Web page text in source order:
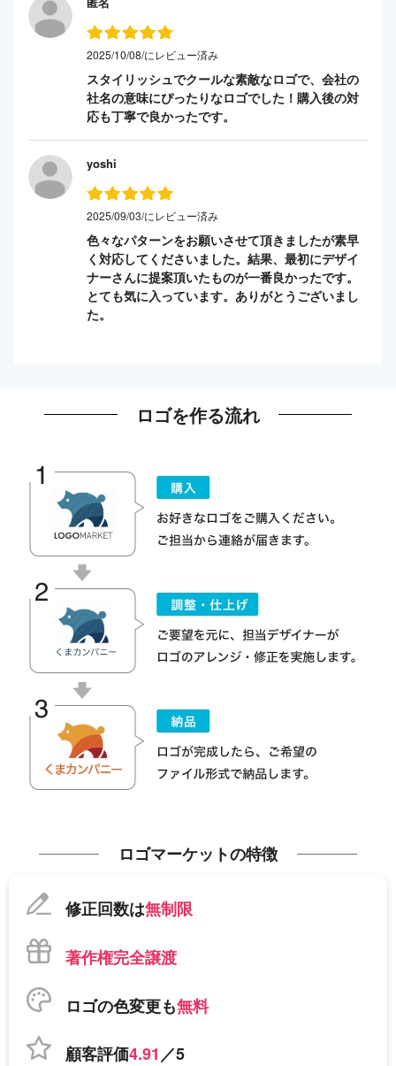
2025/10/08/にレビュー済み
スタイリッシュでクールな素敵なロゴで、会社の
社名の意味にぴったりなロゴでした！購入後の対
応も丁寧で良かったです。
yoshi
2025/09/03/にレビュー済み
色々なパターンをお願いさせて頂きましたが素早
く対応してくださいました。結果、最初にデザイ
ナーさんに提案頂いたものが一番良かったです。
とても気に入っています。ありがとうございまし
た。
ロゴを作る流れ
ロゴマーケットの特徴
修正回数は無制限
著作権完全譲渡
ロゴの色変更も無料
顧客評価4.91／5